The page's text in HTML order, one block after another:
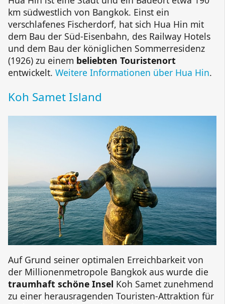
km südwestlich von Bangkok. Einst ein
verschlafenes Fischerdorf, hat sich Hua Hin mit
dem Bau der Süd-Eisenbahn, des Railway Hotels
und dem Bau der königlichen Sommerresidenz
(1926) zu einem beliebten Touristenort
entwickelt. Weitere Informationen über Hua Hin.
Koh Samet Island
Auf Grund seiner optimalen Erreichbarkeit von
der Millionenmetropole Bangkok aus wurde die
traumhaft schöne Insel Koh Samet zunehmend
zu einer herausragenden Touristen-Attraktion für